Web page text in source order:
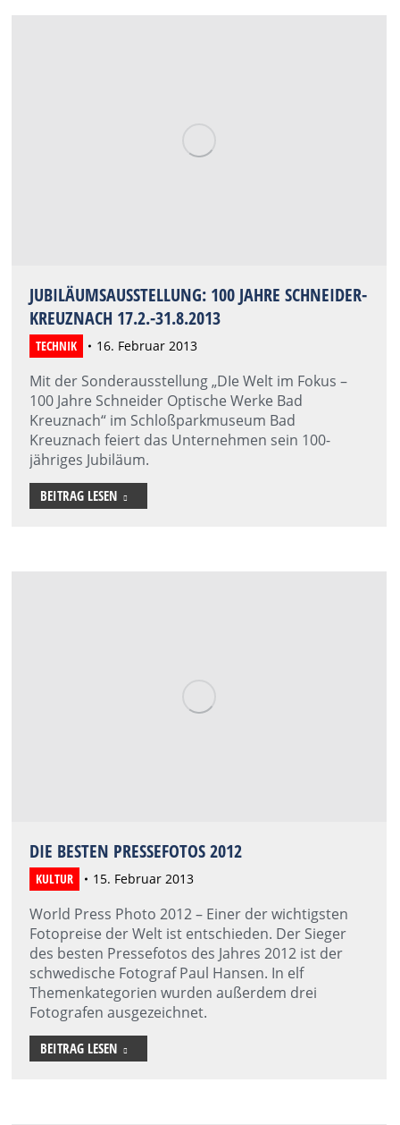
JUBILÄUMSAUSSTELLUNG: 100 JAHRE SCHNEIDER-
KREUZNACH 17.2.-31.8.2013
TECHNIK 16. Februar 2013
Mit der Sonderausstellung „DIe Welt im Fokus –
100 Jahre Schneider Optische Werke Bad
Kreuznach“ im Schloßparkmuseum Bad
Kreuznach feiert das Unternehmen sein 100-
jähriges Jubiläum.
BEITRAG LESEN
DIE BESTEN PRESSEFOTOS 2012
KULTUR 15. Februar 2013
World Press Photo 2012 – Einer der wichtigsten
Fotopreise der Welt ist entschieden. Der Sieger
des besten Pressefotos des Jahres 2012 ist der
schwedische Fotograf Paul Hansen. In elf
Themenkategorien wurden außerdem drei
Fotografen ausgezeichnet.
BEITRAG LESEN